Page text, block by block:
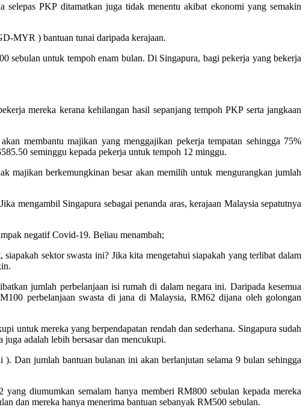
selepas PKP ditamatkan juga tidak menentu akibat ekonomi yang semakin
MYR ) bantuan tunai daripada kerajaan.
untuk tempoh enam bulan. Di Singapura, bagi pekerja yang bekerja
mereka kerana kehilangan hasil sepanjang tempoh PKP serta jangkaan
membantu majikan yang menggajikan pekerja tempatan sehingga 75%
seminggu kepada pekerja untuk tempoh 12 minggu.
majikan berkemungkinan besar akan memilih untuk mengurangkan jumlah
mengambil Singapura sebagai penanda aras, kerajaan Malaysia sepatutnya
negatif Covid-19. Beliau menambah;
sektor swasta ini? Jika kita mengetahui siapakah yang terlibat dalam
jumlah perbelanjaan isi rumah di dalam negara ini. Daripada kesemua
perbelanjaan swasta di jana di Malaysia, RM62 dijana oleh golongan
untuk mereka yang berpendapatan rendah dan sederhana. Singapura sudah
adalah lebih bersasar dan mencukupi.
Dan jumlah bantuan bulanan ini akan berlanjutan selama 9 bulan sehingga
diumumkan semalam hanya memberi RM800 sebulan kepada mereka
dan mereka hanya menerima bantuan sebanyak RM500 sebulan.